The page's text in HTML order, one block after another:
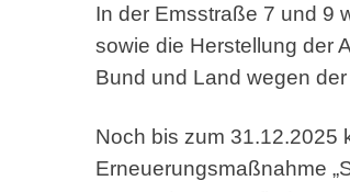
In der Emsstraße 7 und 9
sowie die Herstellung der
Bund und Land wegen
Noch bis zum 31.12.2025
Erneuerungsmaßnahme